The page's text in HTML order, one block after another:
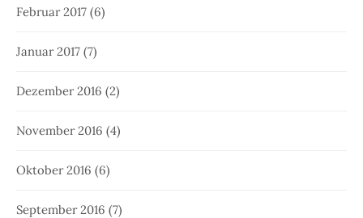
Februar 2017 (6)
Januar 2017 (7)
Dezember 2016 (2)
November 2016 (4)
Oktober 2016 (6)
September 2016 (7)